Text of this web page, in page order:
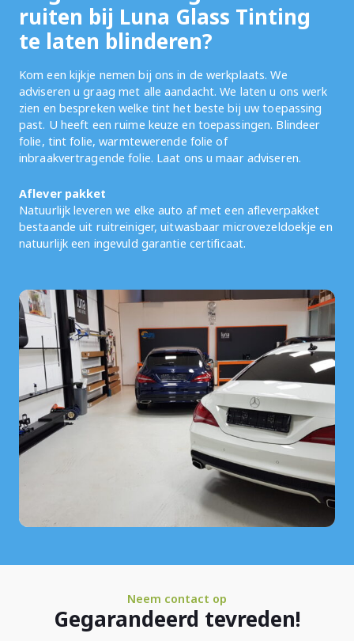
ruiten bij Luna Glass Tinting
te laten blinderen?
Kom een kijkje nemen bij ons in de werkplaats. We
adviseren u graag met alle aandacht. We laten u ons werk
zien en bespreken welke tint het beste bij uw toepassing
past. U heeft een ruime keuze en toepassingen. Blindeer
folie, tint folie, warmtewerende folie of
inbraakvertragende folie. Laat ons u maar adviseren.
Aflever pakket
Natuurlijk leveren we elke auto af met een afleverpakket
bestaande uit ruitreiniger, uitwasbaar microvezeldoekje en
natuurlijk een ingevuld garantie certificaat.
Neem contact op
Gegarandeerd tevreden!